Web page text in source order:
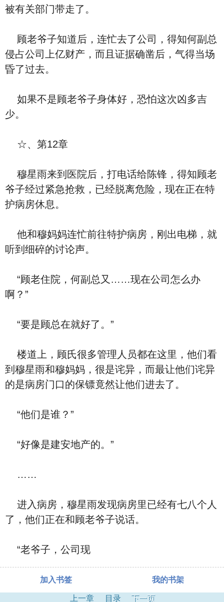
被有关部门带走了。
顾老爷子知道后，连忙去了公司，得知何副总
侵占公司上亿财产，而且证据确凿后，气得当场
昏了过去。
如果不是顾老爷子身体好，恐怕这次凶多吉
少。
☆、第12章
穆星雨来到医院后，打电话给陈锋，得知顾老
爷子经过紧急抢救，已经脱离危险，现在正在特
护病房休息。
他和穆妈妈连忙前往特护病房，刚出电梯，就
听到细碎的讨论声。
“顾老住院，何副总又……现在公司怎么办
啊？”
“要是顾总在就好了。”
楼道上，顾氏很多管理人员都在这里，他们看
到穆星雨和穆妈妈，很是诧异，而最让他们诧异
的是病房门口的保镖竟然让他们进去了。
“他们是谁？”
“好像是建安地产的。”
……
进入病房，穆星雨发现病房里已经有七八个人
了，他们正在和顾老爷子说话。
“老爷子，公司现
加入书签 我的书架
上一章 目录 下一页